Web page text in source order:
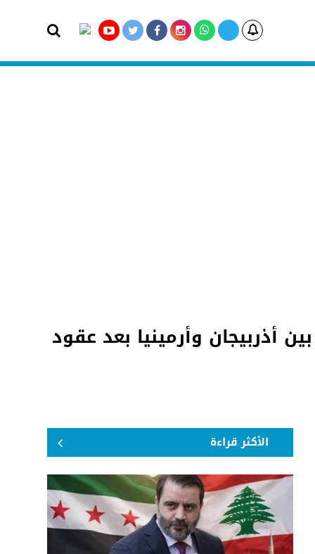
أذربيجان وأرمينيا بعد عقود
الأكثر قراءة